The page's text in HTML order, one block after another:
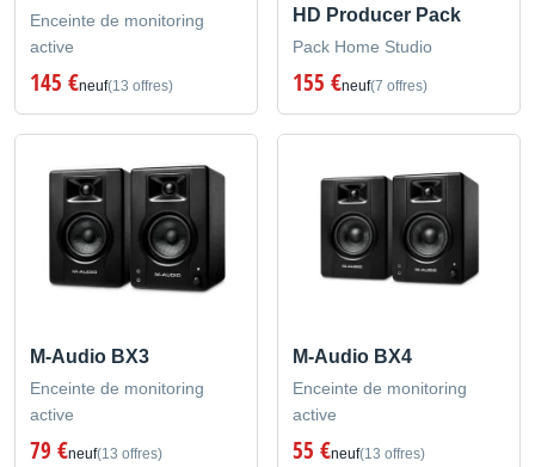
Enceinte de monitoring
active
145 €neuf(13 offres)
HD Producer Pack
Pack Home Studio
155 €neuf(7 offres)
M-Audio BX3
Enceinte de monitoring
active
79 €neuf(13 offres)
M-Audio BX4
Enceinte de monitoring
active
55 €neuf(13 offres)